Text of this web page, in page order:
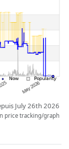
July 26th 2026
price tracking/graph